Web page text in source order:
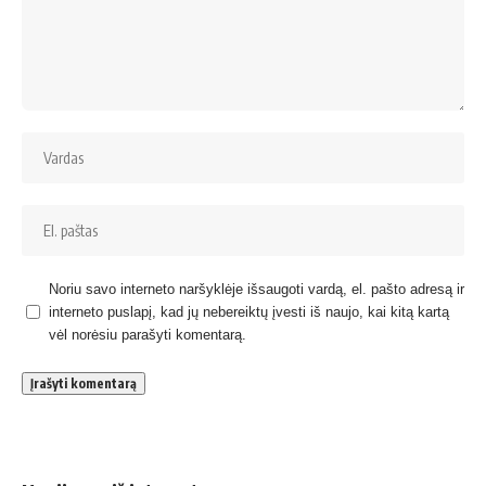
Noriu savo interneto naršyklėje išsaugoti vardą, el. pašto adresą ir
interneto puslapį, kad jų nebereiktų įvesti iš naujo, kai kitą kartą
vėl norėsiu parašyti komentarą.